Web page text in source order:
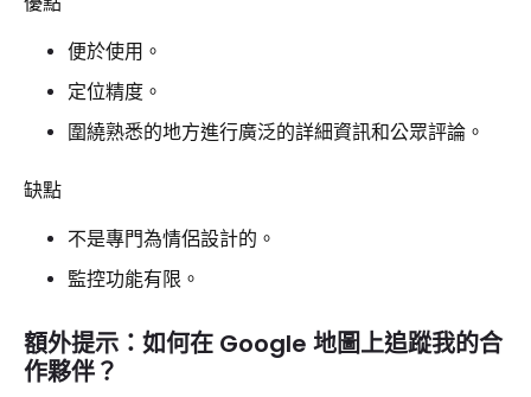
便於使用。
定位精度。
圍繞熟悉的地方進行廣泛的詳細資訊和公眾評論。
缺點
不是專門為情侶設計的。
監控功能有限。
額外提示：如何在 Google 地圖上追蹤我的合
作夥伴？